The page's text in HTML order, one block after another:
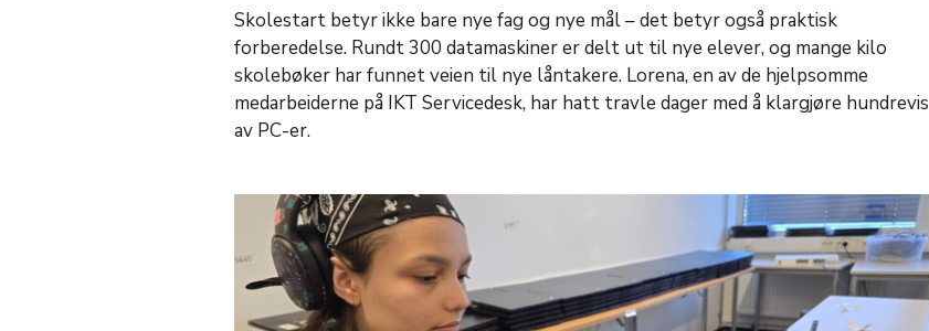
Skolestart betyr ikke bare nye fag og nye mål – det betyr også praktisk
forberedelse. Rundt 300 datamaskiner er delt ut til nye elever, og mange kilo
skolebøker har funnet veien til nye låntakere. Lorena, en av de hjelpsomme
medarbeiderne på IKT Servicedesk, har hatt travle dager med å klargjøre hundrevis
av PC-er.